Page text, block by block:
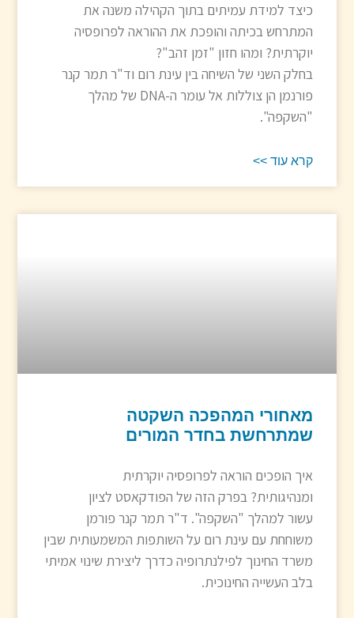
כיצד למידת עמיתים בתוך הקהילה משנה את
המתרחש בכיתה והופכת את ההוראה לפרופסיה
יוקרתית? ומהו חזון "זמן זהב"?
בחלק השני של השיחה בין עינת רום וד"ר תמר קנר
פורנמן הן צוללות אל עומר ה-DNA של מהלך
"השקפה".
קרא עוד >>
מאחורי המהפכה השקטה
שמתרחשת בחדר המורים
איך הופכים הוראה לפרופסיה יוקרתית
ומנהיגותית? בפרק הזה של הפודקאסט לציון
עשור למהלך "השקפה". ד"ר תמר קנר פורמן
משוחחת עם עינת רום על השותפות המשמעותית שבין
משרד החינוך לפילנתרופיה כדרך ליצירת שינוי אמיתי
בלב העשייה החינוכית.